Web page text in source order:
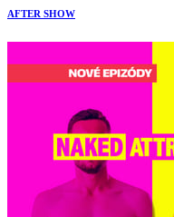
AFTER SHOW